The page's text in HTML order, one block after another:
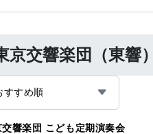
京交響楽団（東響）
すすめ順
交響楽団 こども定期演奏会